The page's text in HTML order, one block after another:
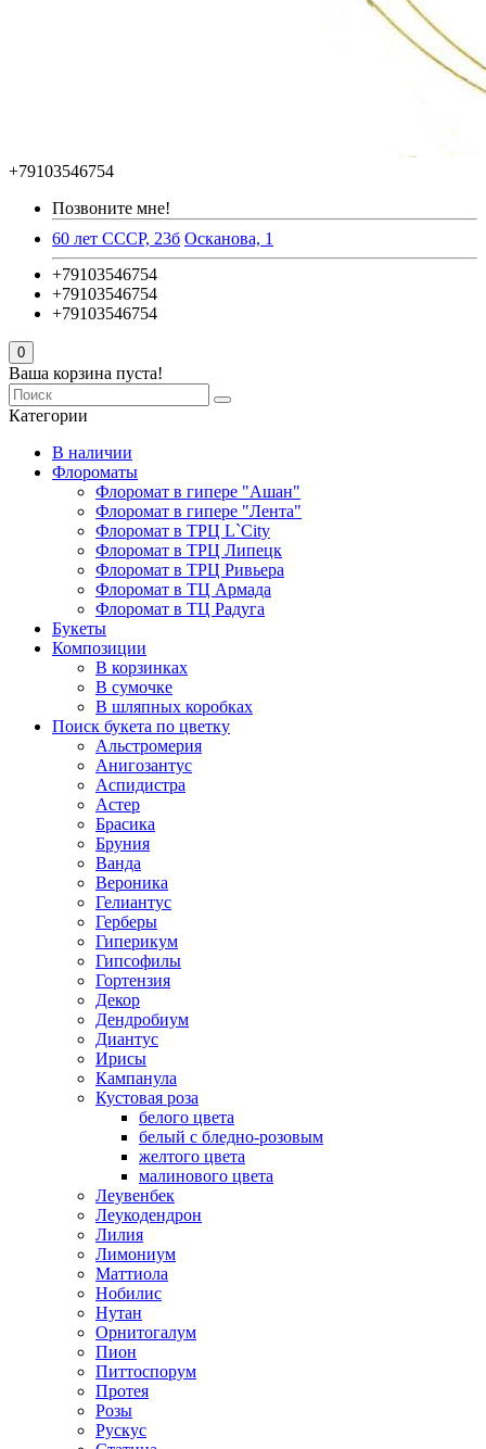
+79103546754
Позвоните мне!
60 лет СССР, 23б Осканова, 1
+79103546754
+79103546754
+79103546754
0
Ваша корзина пуста!
Категории
В наличии
Флороматы
Флоромат в гипере "Ашан"
Флоромат в гипере "Лента"
Флоромат в ТРЦ L`City
Флоромат в ТРЦ Липецк
Флоромат в ТРЦ Ривьера
Флоромат в ТЦ Армада
Флоромат в ТЦ Радуга
Букеты
Композиции
В корзинках
В сумочке
В шляпных коробках
Поиск букета по цветку
Альстромерия
Анигозантус
Аспидистра
Астер
Брасика
Бруния
Ванда
Вероника
Гелиантус
Герберы
Гиперикум
Гипсофилы
Гортензия
Декор
Дендробиум
Диантус
Ирисы
Кампанула
Кустовая роза
белого цвета
белый с бледно-розовым
желтого цвета
малинового цвета
Леувенбек
Леукодендрон
Лилия
Лимониум
Маттиола
Нобилис
Нутан
Орнитогалум
Пион
Питтоспорум
Протея
Розы
Рускус